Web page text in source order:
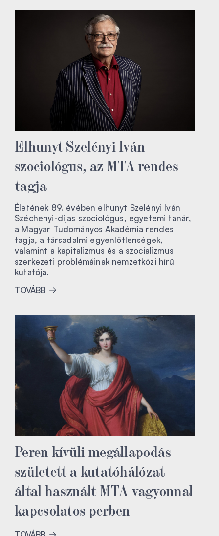
Elhunyt Szelényi Iván
szociológus, az MTA rendes
tagja
Életének 89. évében elhunyt Szelényi Iván
Széchenyi-díjas szociológus, egyetemi tanár,
a Magyar Tudományos Akadémia rendes
tagja, a társadalmi egyenlőtlenségek,
valamint a kapitalizmus és a szocializmus
szerkezeti problémáinak nemzetközi hírű
kutatója.
TOVÁBB
Peren kívüli megállapodás
született a kutatóhálózat
által használt MTA-vagyonnal
kapcsolatos perben